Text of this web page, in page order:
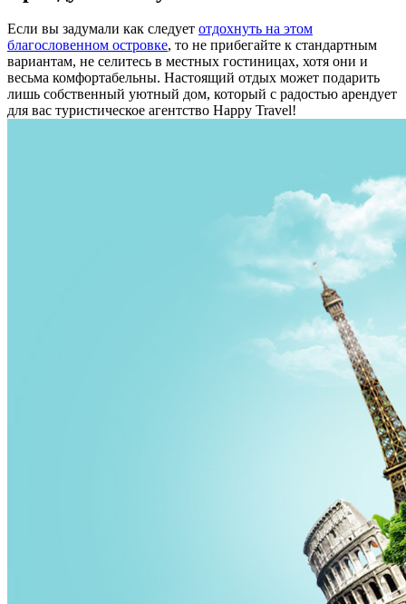
Если вы задумали как следует отдохнуть на этом
благословенном островке, то не прибегайте к стандартным
вариантам, не селитесь в местных гостиницах, хотя они и
весьма комфортабельны. Настоящий отдых может подарить
лишь собственный уютный дом, который с радостью арендует
для вас туристическое агентство Happy Travel!